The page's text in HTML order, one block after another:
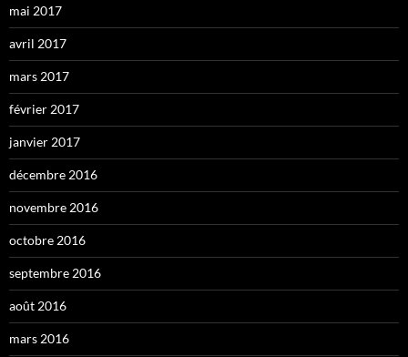
mai 2017
avril 2017
mars 2017
février 2017
janvier 2017
décembre 2016
novembre 2016
octobre 2016
septembre 2016
août 2016
mars 2016